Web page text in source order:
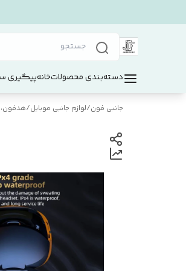
دسته‌بندی محصولاتخانهپیگیری
جانبی فون/لوازم جانبی موبایل/هدفون،